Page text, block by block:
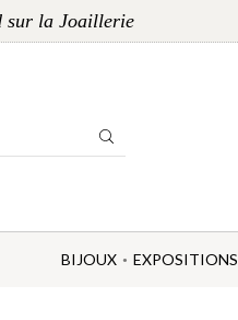
sur la Joaillerie
BIJOUX EXPOSITIONS